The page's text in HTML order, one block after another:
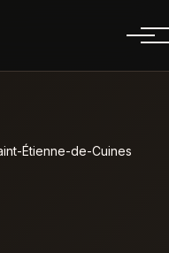
Étienne-de-Cuines